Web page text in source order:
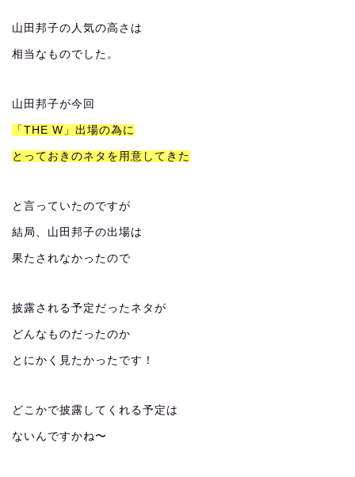
山田邦子の人気の高さは
相当なものでした。
山田邦子が今回
「THE W」出場の為に
とっておきのネタを用意してきた
と言っていたのですが
結局、山田邦子の出場は
果たされなかったので
披露される予定だったネタが
どんなものだったのか
とにかく見たかったです！
どこかで披露してくれる予定は
ないんですかね〜